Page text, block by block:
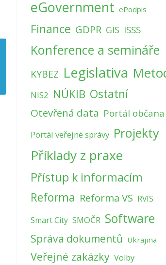
eGovernment ePodpis
Finance GDPR GIS ISSS
Konference a semináře
KYBEZ Legislativa
NIS2 NÚKIB Ostatní
Otevřená data Portál občana
Portál veřejné správy Projekty
Příklady z praxe
Přístup k informacím
Reforma Reforma VS RVIS
Smart City SMOČR Software
Správa dokumentů Ukrajina
Veřejné zakázky Volby